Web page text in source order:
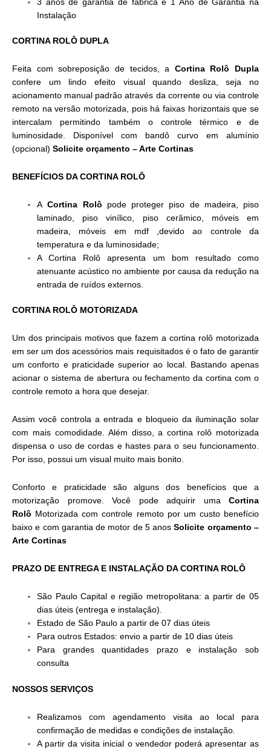
3 anos de garantia de fábrica e 1 Ano de Garantia na
Instalação
CORTINA ROLÔ DUPLA
Feita com sobreposição de tecidos, a Cortina Rolô Dupla
confere um lindo efeito visual quando desliza, seja no
acionamento manual padrão através da corrente ou via controle
remoto na versão motorizada, pois há faixas horizontais que se
intercalam permitindo também o controle térmico e de
luminosidade. Disponível com bandô curvo em alumínio
(opcional) Solicite orçamento – Arte Cortinas
BENEFÍCIOS DA CORTINA ROLÔ
ACortina Rolô pode proteger piso de madeira, piso
laminado, piso vinílico, piso cerâmico, móveis em
madeira, móveis em mdf ,devido ao controle da
temperatura e da luminosidade;
A Cortina Rolô apresenta um bom resultado como
atenuante acústico no ambiente por causa da redução na
entrada de ruídos externos.
CORTINA ROLÔ MOTORIZADA
Um dos principais motivos que fazem a cortina rolô motorizada
em ser um dos acessórios mais requisitados é o fato de garantir
um conforto e praticidade superior ao local. Bastando apenas
acionar o sistema de abertura ou fechamento da cortina com o
controle remoto a hora que desejar.
Assim você controla a entrada e bloqueio da iluminação solar
com mais comodidade. Além disso, a cortina rolô motorizada
dispensa o uso de cordas e hastes para o seu funcionamento.
Por isso, possui um visual muito mais bonito.
Conforto e praticidade são alguns dos benefícios que a
motorização promove. Você pode adquirir uma Cortina
Rolô Motorizada com controle remoto por um custo benefício
baixo e com garantia de motor de 5 anosSolicite orçamento –
Arte Cortinas
PRAZO DE ENTREGA E INSTALAÇÃO DA CORTINA ROLÔ
São Paulo Capital e região metropolitana: a partir de 05
dias úteis (entrega e instalação).
Estado de São Paulo a partir de 07 dias úteis
Para outros Estados: envio a partir de 10 dias úteis
Para grandes quantidades prazo e instalação sob
consulta
NOSSOS SERVIÇOS
Realizamos com agendamento visita ao local para
confirmação de medidas e condições de instalação.
A partir da visita inicial o vendedor poderá apresentar as